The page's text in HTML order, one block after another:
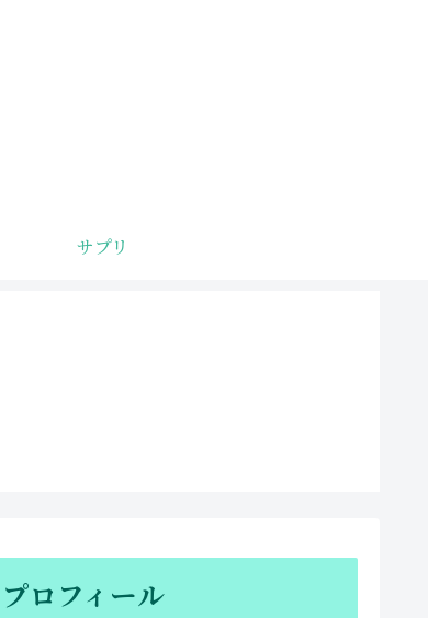
サプリ
プロフィール